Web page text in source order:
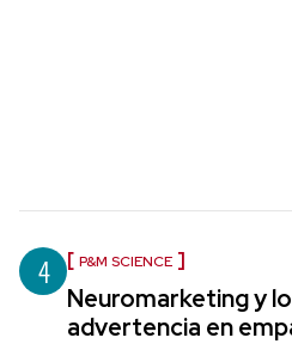
4 P&M SCIENCE
Neuromarketing y
advertencia en